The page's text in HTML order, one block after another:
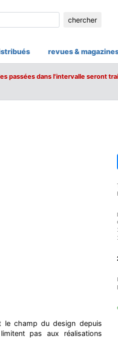
chercher
revues &
passées dans l'intervalle seront
le champ du design depuis
pas aux réalisations